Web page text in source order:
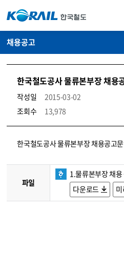
채용공고
한국철도공사 물류본부장 채용
작성일
2015-03-02
조회수
13,978
코레일소개_경영공시_채용공고 상세보기 – 내용, 파일, 담당자 연락처로 구성
한국철도공사 물류본부장 채용공고
파일
1.물류본부장 채
다운로드